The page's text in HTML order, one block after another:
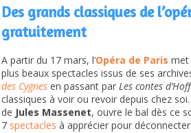
Des grands classiques de
gratuitement
A partir du 17 mars, l’Opéra de Paris met
plus beaux spectacles issus de ses
des Cygnes en passant parLes contes
classiques à voir ou revoir depuis chez
de Jules Massenet, ouvre le bal dès ce
7 spectacles à apprécier pour